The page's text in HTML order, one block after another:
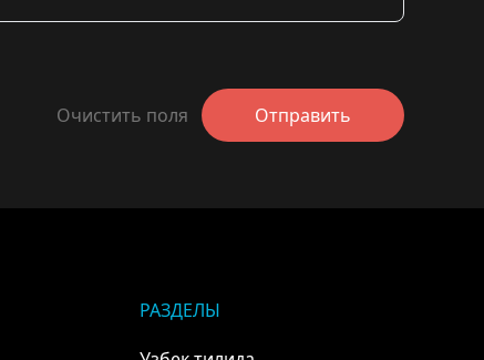
Очистить поля Отправить
РАЗДЕЛЫ